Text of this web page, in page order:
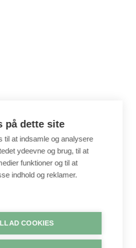
på dette site
til at indsamle og analysere
ydeevne og brug, til at
funktioner og til at
indhold og reklamer.
COOKIES